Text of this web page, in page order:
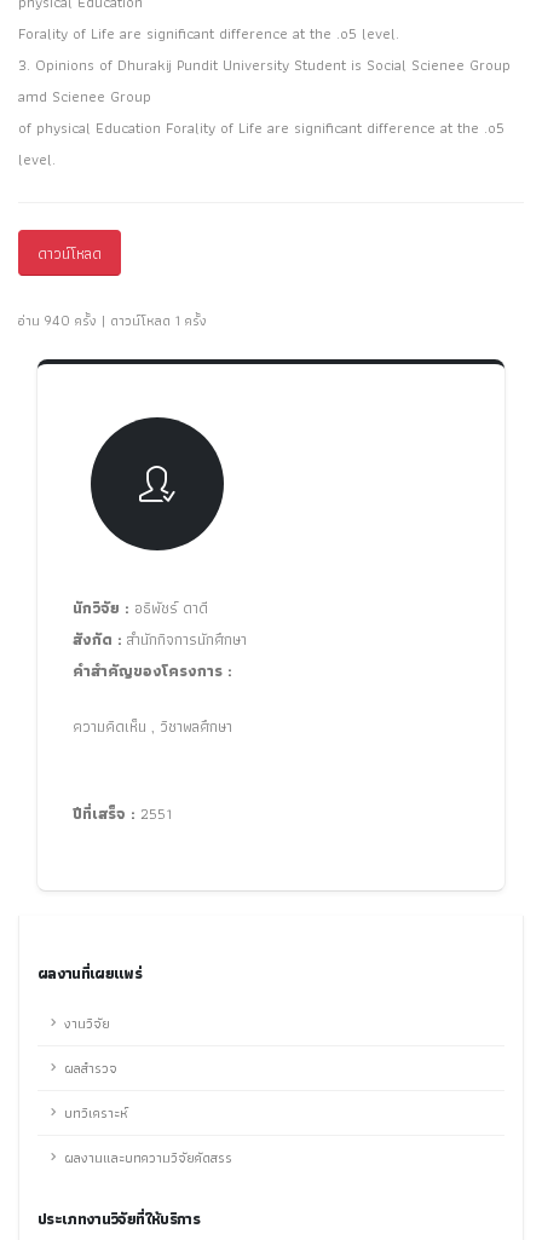
Forality of Life are significant difference at the .o5 level.
3. Opinions of Dhurakij Pundit University Student is Social Scienee Group
amd Scienee Group
of physical Education Forality of Life are significant difference at the .o5
level.
ดาวน์โหลด
อ่าน 940 ครั้ง | ดาวน์โหลด 1 ครั้ง
นักวิจัย : อธิพัชร์ ดาดี
สังกัด : สำนักกิจการนักศึกษา
คำสำคัญของโครงการ :
ความคิดเห็น , วิชาพลศึกษา
ปีที่เสร็จ : 2551
ผลงานที่เผยแพร่
งานวิจัย
ผลสำรวจ
บทวิเคราะห์
ผลงานและบทความวิจัยคัดสรร
ประเภทงานวิจัยที่ให้บริการ